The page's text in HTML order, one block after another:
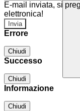
E-mail inviata, si
elettronica!
Errore
Chiudi
Successo
Chiudi
Informazione
Chiudi